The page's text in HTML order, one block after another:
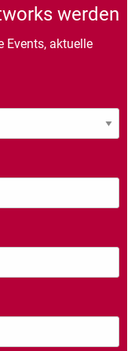
werden
Events, aktuelle